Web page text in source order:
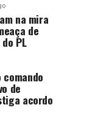
na mira
de
PL
de
acordo